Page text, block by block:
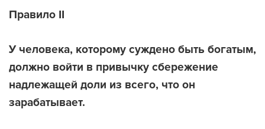
Правило II
У человека, которому суждено быть богатым,
должно войти в привычку сбережение
надлежащей доли из всего, что он
зарабатывает.